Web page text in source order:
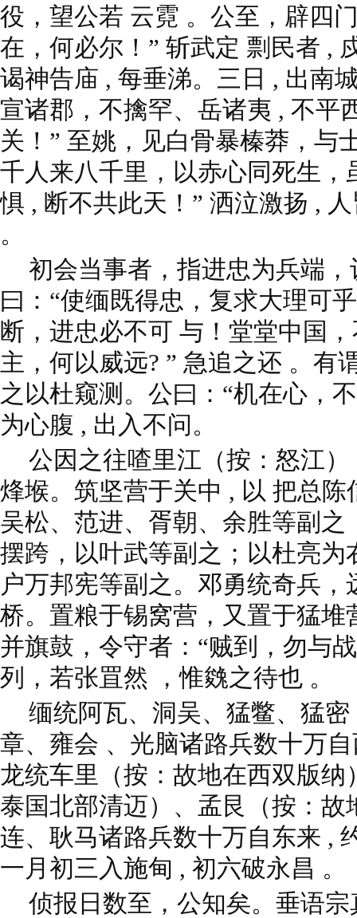
役，望公若 云霓 。公至，辟四
在，何必尔！” 斩武定 剽民者 ,
谒神告庙 , 每垂涕。三日 , 出南
宣诸郡，不擒罕、岳诸夷 , 不平
关！” 至姚，见白骨暴榛莽，与
千人来八千里，以赤心同死生，
惧 , 断不共此天！” 洒泣激扬 ,
。
初会当事者，指进忠为兵端
曰：“使缅既得忠，复求大理可
断，进忠必不可 与！堂堂中国
主，何以威远? ” 急追之还 。有
之以杜窥测。公曰：“机在心，
为心腹 , 出入不问。
公因之往喳里江（按：怒江
烽堠。筑坚营于关中 , 以 把总
吴松、范进、胥朝、余胜等副之
摆跨，以叶武等副之；以杜亮为
户万邦宪等副之。邓勇统奇兵
桥。置粮于锡窝营，又置于猛堆
并旗鼓，令守者：“贼到，勿与
列，若张罝然 ，惟㕙之待也 。
缅统阿瓦、洞吴、猛鳖、猛
章、雍会 、光脑诸路兵数十万
龙统车里（按：故地在西双版
泰国北部清迈）、孟艮（按：故
连、耿马诸路兵数十万自东来 ,
一月初三入施甸 , 初六破永昌 。
侦报日数至，公知矣。垂语